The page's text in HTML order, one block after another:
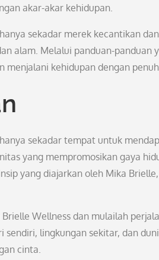
akar-akar kehidupan.
sekadar merek kecantikan
alam. Melalui panduan-panduan
menjalani kehidupan dengan
sekadar tempat untuk
yang mempromosikan gaya
yang diajarkan oleh Mika
Wellness dan mulailah
sendiri, lingkungan sekitar, dan
cinta.